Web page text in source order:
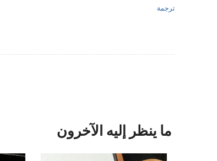
ترجمة
ما ينظر إليه الآخرون